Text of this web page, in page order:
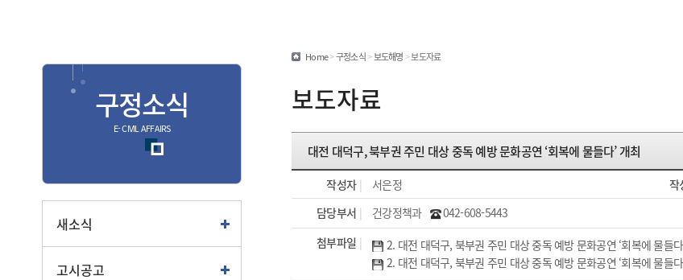
민원편람/서식
안전신문고
종합민원
종합민원안내
부동산
구정소식
E- CIVIL AFFAIRS
새소식
고시공고
Home>구정소식>보도해명>보도자료
보도자료
대전 대덕구, 북부권 주민 대상 중독 예방 문화공연 ‘회복에 물들다’ 개최
작성자 | 서은정 작
담당부서 | 건강정책과
042-608-5443
첨부파일 |
2. 대전 대덕구, 북부권 주민 대상 중독 예방 문화공연 ‘회복에 물들
2. 대전 대덕구, 북부권 주민 대상 중독 예방 문화공연 ‘회복에 물들